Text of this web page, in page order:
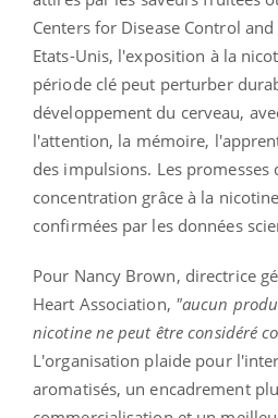
Centers for Disease Control and
Etats-Unis, l'exposition à la
période clé peut perturber
développement du cerveau,
l'attention, la mémoire,
des impulsions. Les promesses
concentration grâce à la
confirmées par les données
Pour Nancy Brown, directrice
Heart Association, "aucun
nicotine ne peut être considéré
L'organisation plaide pour
aromatisés, un encadrement